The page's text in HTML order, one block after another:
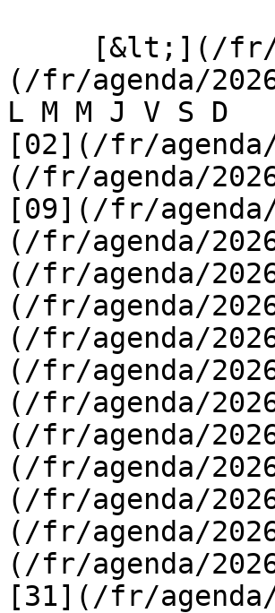
(/fr/agenda/
L M M J V S
[02](/fr/
(/fr/agenda/
[09](/fr/
(/fr/agenda/
(/fr/agenda/
(/fr/agenda/
(/fr/agenda/
(/fr/agenda/
(/fr/agenda/
(/fr/agenda/
(/fr/agenda/
(/fr/agenda/
(/fr/agenda/
(/fr/agenda/
[31](/fr/